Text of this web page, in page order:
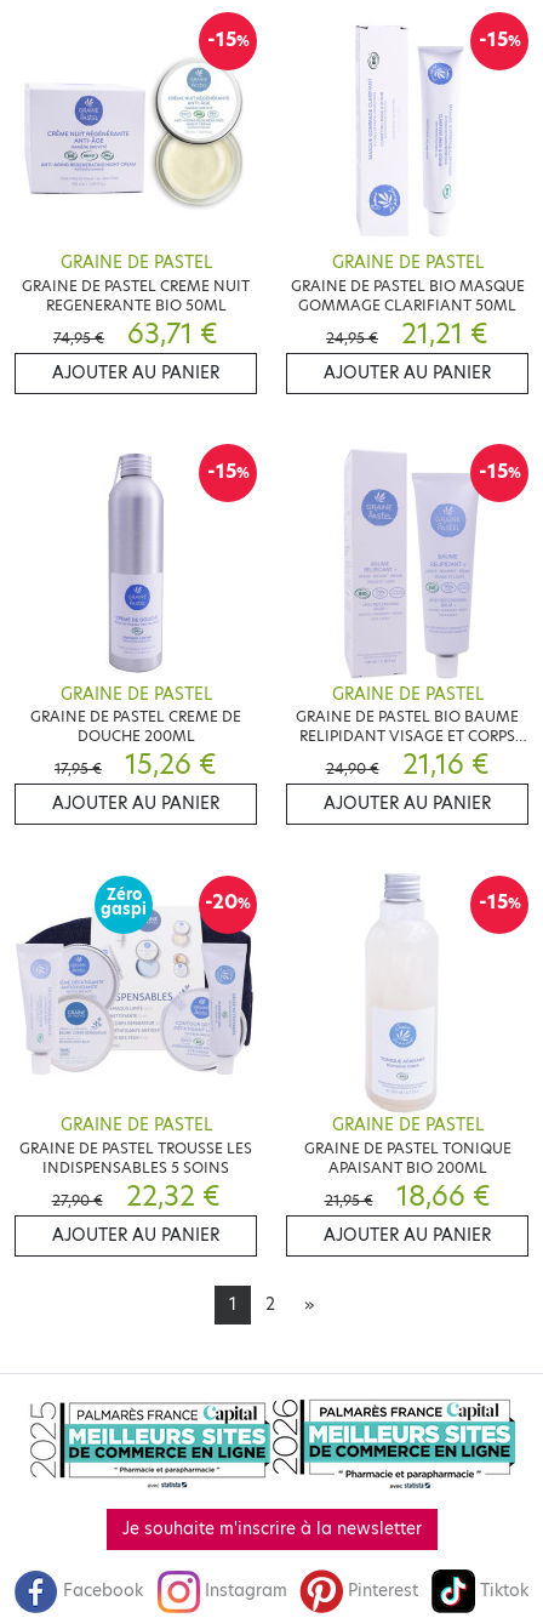
-15%
GRAINE DE PASTEL
GRAINE DE PASTEL CREME NUIT
REGENERANTE BIO 50ML
74,95 €
63,71 €
AJOUTER AU PANIER
-15%
GRAINE DE PASTEL
GRAINE DE PASTEL BIO MASQUE
GOMMAGE CLARIFIANT 50ML
24,95 €
21,21 €
AJOUTER AU PANIER
-15%
GRAINE DE PASTEL
GRAINE DE PASTEL CREME DE
DOUCHE 200ML
17,95 €
15,26 €
AJOUTER AU PANIER
-15%
GRAINE DE PASTEL
GRAINE DE PASTEL BIO BAUME
RELIPIDANT VISAGE ET CORPS
100ML
24,90 € 21,16 €
AJOUTER AU PANIER
-20%
Zéro
gaspi
GRAINE DE PASTEL
GRAINE DE PASTEL TROUSSE LES
INDISPENSABLES 5 SOINS
27,90 €
22,32 €
AJOUTER AU PANIER
-15%
GRAINE DE PASTEL
GRAINE DE PASTEL TONIQUE
APAISANT BIO 200ML
21,95 €
18,66 €
AJOUTER AU PANIER
1 2 »
Je souhaite m'inscrire à la newsletter
Facebook Instagram Pinterest Tiktok